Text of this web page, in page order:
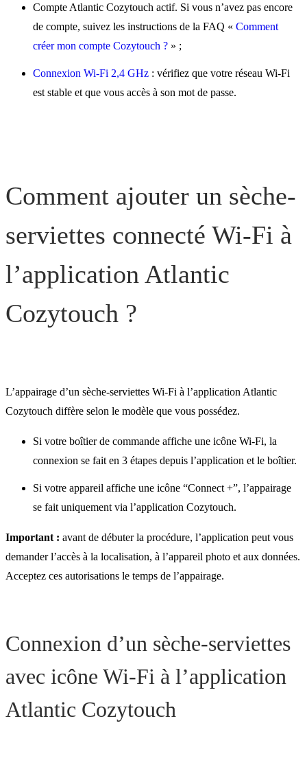
Compte Atlantic Cozytouch actif. Si vous n’avez pas encore
de compte, suivez les instructions de la FAQ « Comment
créer mon compte Cozytouch ? » ;
Connexion Wi-Fi 2,4 GHz : vérifiez que votre réseau Wi-Fi
est stable et que vous accès à son mot de passe.
Comment ajouter un sèche-
serviettes connecté Wi-Fi à
l’application Atlantic
Cozytouch ?
L’appairage d’un sèche-serviettes Wi-Fi à l’application Atlantic
Cozytouch diffère selon le modèle que vous possédez.
Si votre boîtier de commande affiche une icône Wi-Fi, la
connexion se fait en 3 étapes depuis l’application et le boîtier.
Si votre appareil affiche une icône “Connect +”, l’appairage
se fait uniquement via l’application Cozytouch.
Important : avant de débuter la procédure, l’application peut vous
demander l’accès à la localisation, à l’appareil photo et aux données.
Acceptez ces autorisations le temps de l’appairage.
Connexion d’un sèche-serviettes
avec icône Wi-Fi à l’application
Atlantic Cozytouch